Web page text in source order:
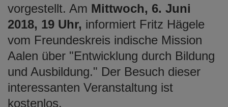
vorgestellt. Am Mittwoch, 6. Juni
2018, 19 Uhr, informiert Fritz Hägele
vom Freundeskreis indische Mission
Aalen über "Entwicklung durch Bildung
und Ausbildung." Der Besuch dieser
interessanten Veranstaltung ist
kostenlos.